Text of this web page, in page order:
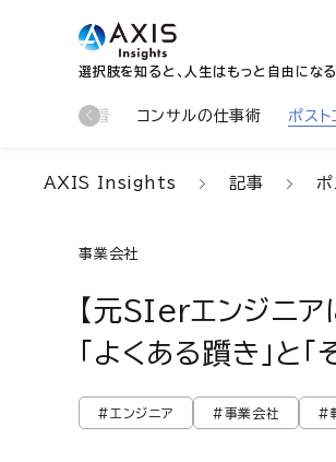
選択肢を知ると、人生はもっと自由になる
新着 コンサルの仕事術 ポス
AXIS Insights 記事 ポ
事業会社
【元SIerエンジニ
「よくある躓き」と「
#エンジニア #事業会社 #